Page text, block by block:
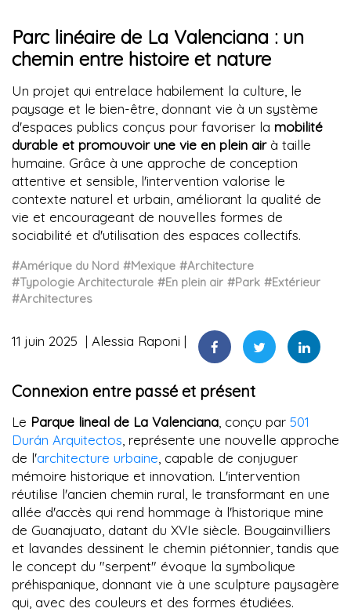
Parc linéaire de La Valenciana : un
chemin entre histoire et nature
Un projet qui entrelace habilement la culture, le
paysage et le bien-être, donnant vie à un système
d'espaces publics conçus pour favoriser la mobilité
durable et promouvoir une vie en plein airà taille
humaine. Grâce à une approche de conception
attentive et sensible, l'intervention valorise le
contexte naturel et urbain, améliorant la qualité de
vie et encourageant de nouvelles formes de
sociabilité et d'utilisation des espaces collectifs.
#Amérique du Nord #Mexique #Architecture
#Typologie Architecturale #En plein air #Park #Extérieur
#Architectures
11 juin 2025 Alessia Raponi
Connexion entre passé et présent
Le Parque lineal de La Valenciana , conçu par 501
Durán Arquitectos , représente une nouvelle approche
de l'architecture urbaine , capable de conjuguer
mémoire historique et innovation. L'intervention
réutilise l'ancien chemin rural, le transformant en une
allée d'accès qui rend hommage à l'historique mine
de Guanajuato, datant du XVIe siècle. Bougainvilliers
et lavandes dessinent le chemin piétonnier, tandis que
le concept du "serpent" évoque la symbolique
préhispanique, donnant vie à une sculpture paysagère
qui, avec des couleurs et des formes étudiées.